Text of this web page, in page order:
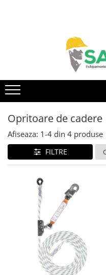
Articole unica folosinta
Combinezoane
Costum-Salopeta
Halate de lucru
Hanorace
Imbracaminte Femei
Jachete de iarna
Jachete/Bluze Salopeta
Pantaloni cu pieptar
Opritoare de cadere
Afiseaza: 1-4 din 4 produse
FILTRE